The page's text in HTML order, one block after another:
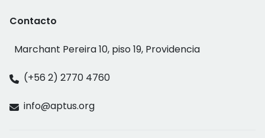
Contacto
Marchant Pereira 10, piso 19, Providencia
(+56 2) 2770 4760
info@aptus.org